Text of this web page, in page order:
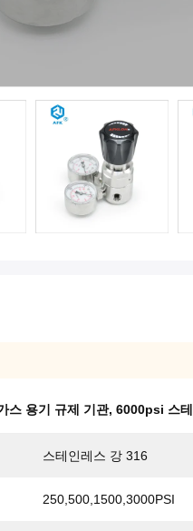
스 용기 규제 기관, 6000psi 스
스테인레스 강 316
250,500,1500,3000PSI